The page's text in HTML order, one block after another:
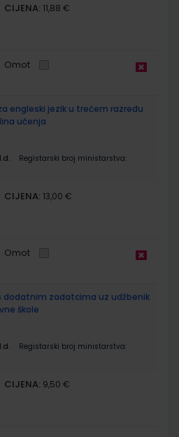
CIJENA: 11,88 €
Omot
engleski jezik u trećem razredu
učenja
Registarski broj ministarstva:
CIJENA: 13,00 €
Omot
s dodatnim zadatcima uz udžbenik
škole
Registarski broj ministarstva:
CIJENA: 9,50 €